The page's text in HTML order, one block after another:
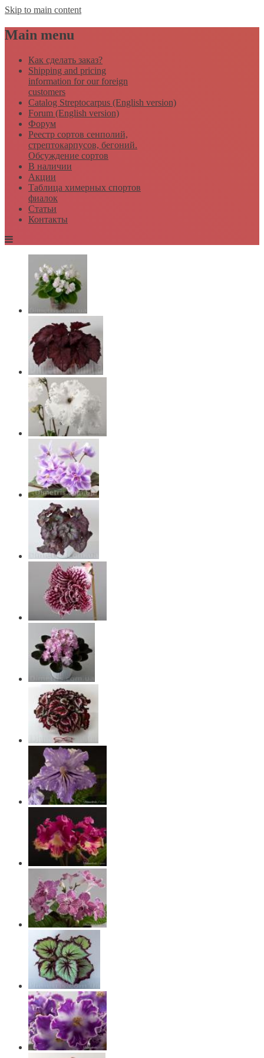
Skip to main content
Main menu
Как сделать заказ?
Shipping and pricing
information for our foreign
customers
Catalog Streptocarpus (English version)
Forum (English version)
Форум
Реестр сортов сенполий,
стрептокарпусов, бегоний.
Обсуждение сортов
В наличии
Акции
Таблица химерных спортов
фиалок
Статьи
Контакты